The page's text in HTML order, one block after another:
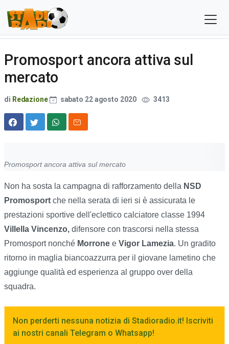
Promosport ancora attiva sul
mercato
di Redazione sabato 22 agosto 2020 3413
Promosport ancora attiva sul mercato
Non ha sosta la campagna di rafforzamento della NSD
Promosport che nella serata di ieri si è assicurata le
prestazioni sportive dell'eclettico calciatore classe 1994
Villella Vincenzo, difensore con trascorsi nella stessa
Promosport nonché Morrone e Vigor Lamezia. Un gradito
ritorno in maglia biancoazzurra per il giovane lametino che
aggiunge qualità ed esperienza al gruppo over della
squadra.
Non perderti nessuna notizia di Stadioradio.it! Iscriviti
ai nostri canali Telegram o Whatsapp!